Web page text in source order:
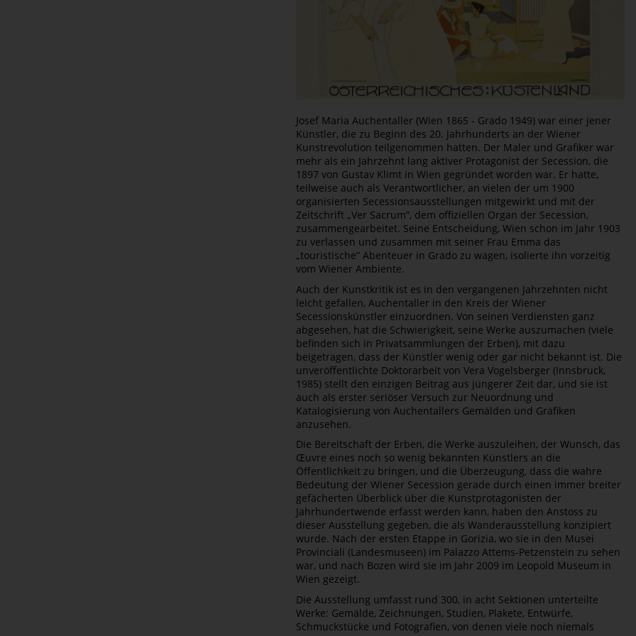
Josef Maria Auchentaller (Wien 1865 - Grado 1949) war einer jener
Künstler, die zu Beginn des 20. Jahrhunderts an der Wiener
Kunstrevolution teilgenommen hatten. Der Maler und Grafiker war
mehr als ein Jahrzehnt lang aktiver Protagonist der Secession, die
1897 von Gustav Klimt in Wien gegründet worden war. Er hatte,
teilweise auch als Verantwortlicher, an vielen der um 1900
organisierten Secessionsausstellungen mitgewirkt und mit der
Zeitschrift „Ver Sacrum”, dem offiziellen Organ der Secession,
zusammengearbeitet. Seine Entscheidung, Wien schon im Jahr 1903
zu verlassen und zusammen mit seiner Frau Emma das
„touristische” Abenteuer in Grado zu wagen, isolierte ihn vorzeitig
vom Wiener Ambiente.
Auch der Kunstkritik ist es in den vergangenen Jahrzehnten nicht
leicht gefallen, Auchentaller in den Kreis der Wiener
Secessionskünstler einzuordnen. Von seinen Verdiensten ganz
abgesehen, hat die Schwierigkeit, seine Werke auszumachen (viele
befinden sich in Privatsammlungen der Erben), mit dazu
beigetragen, dass der Künstler wenig oder gar nicht bekannt ist. Die
unveröffentlichte Doktorarbeit von Vera Vogelsberger (Innsbruck,
1985) stellt den einzigen Beitrag aus jüngerer Zeit dar, und sie ist
auch als erster seriöser Versuch zur Neuordnung und
Katalogisierung von Auchentallers Gemälden und Grafiken
anzusehen.
Die Bereitschaft der Erben, die Werke auszuleihen, der Wunsch, das
Œuvre eines noch so wenig bekannten Künstlers an die
Öffentlichkeit zu bringen, und die Überzeugung, dass die wahre
Bedeutung der Wiener Secession gerade durch einen immer breiter
gefächerten Überblick über die Kunstprotagonisten der
Jahrhundertwende erfasst werden kann, haben den Anstoss zu
dieser Ausstellung gegeben, die als Wanderausstellung konzipiert
wurde. Nach der ersten Etappe in Gorizia, wo sie in den Musei
Provinciali (Landesmuseen) im Palazzo Attems-Petzenstein zu sehen
war, und nach Bozen wird sie im Jahr 2009 im Leopold Museum in
Wien gezeigt.
Die Ausstellung umfasst rund 300, in acht Sektionen unterteilte
Werke: Gemälde, Zeichnungen, Studien, Plakete, Entwürfe,
Schmuckstücke und Fotografien, von denen viele noch niemals